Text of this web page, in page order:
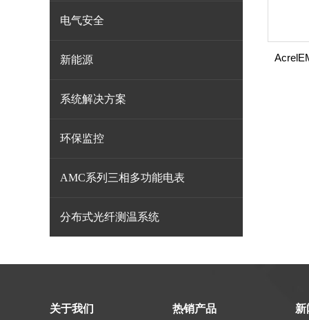
电气安全
新能源
系统解决方案
环保监控
AMC系列三相多功能电表
分布式光纤测温系统
关于我们 热销产品 新